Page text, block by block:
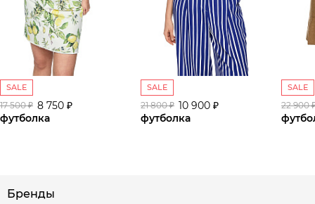
SALE
17 500 ₽ 8 750 ₽
футболка
SALE
21 800 ₽ 10 900 ₽
футболка
SALE
22 900
Бренды